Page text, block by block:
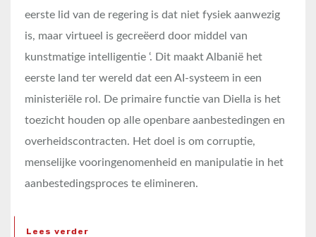
eerste lid van de regering is dat niet fysiek aanwezig
is, maar virtueel is gecreëerd door middel van
kunstmatige intelligentie ‘. Dit maakt Albanië het
eerste land ter wereld dat een AI-systeem in een
ministeriële rol. De primaire functie van Diella is het
toezicht houden op alle openbare aanbestedingen en
overheidscontracten. Het doel is om corruptie,
menselijke vooringenomenheid en manipulatie in het
aanbestedingsproces te elimineren.
Lees verder